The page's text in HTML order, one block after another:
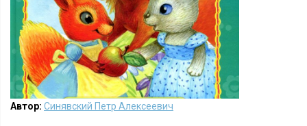
Автор: Синявский Петр Алексеевич